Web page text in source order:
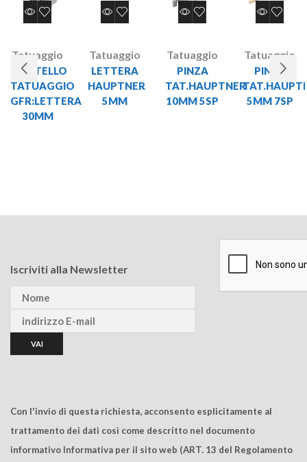
Tatuaggio
MARTELLO
TATUAGGIO
GFR:LETTERA
30MM
Tatuaggio
LETTERA
HAUPTNER
5MM
Tatuaggio
PINZA
TAT.HAUPTNER
10MM 5SP
Tatuaggio
PINZA
5MM 7SP
Iscriviti alla Newsletter
Con l'invio di questa richiesta, acconsento esplicitamente al
trattamento dei dati così come descritto nel documento
informativo Informativa per il sito web (ART. 13 del Regolamento